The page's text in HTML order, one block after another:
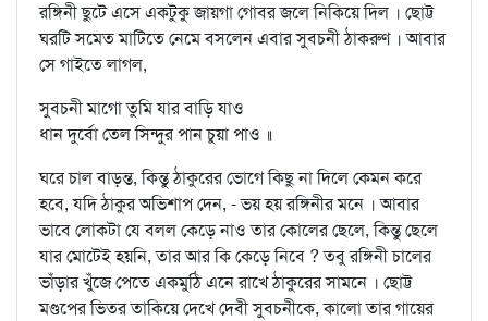
রঙ্গিনী ছুটে এসে একটুকু জায়গা গোবর জলে নিকিয়ে দিল । ছোট্ট
ঘরটি সমেত মাটিতে নেমে বসলেন এবার সুবচনী ঠাকরুণ । আবার
সে গাইতে লাগল,
সুবচনী মাগো তুমি যার বাড়ি যাও
ধান দুর্বো তেল সিন্দুর পান চুয়া পাও ॥
ঘরে চাল বাড়ন্ত, কিন্তু ঠাকুরের ভোগে কিছু না দিলে কেমন করে
হবে, যদি ঠাকুর অভিশাপ দেন, - ভয় হয় রঙ্গিনীর মনে । আবার
ভাবে লোকটা যে বলল কেড়ে নাও তার কোলের ছেলে, কিন্তু ছেলে
যার মোটেই হয়নি, তার আর কি কেড়ে নিবে ? তবু রঙ্গিনী চালের
ভাঁড়ার খুঁজে পেতে একমুঠি এনে রাখে ঠাকুরের সামনে । ছোট্ট
মণ্ডপের ভিতর তাকিয়ে দেখে দেবী সুবচনীকে, কালো তার গায়ের